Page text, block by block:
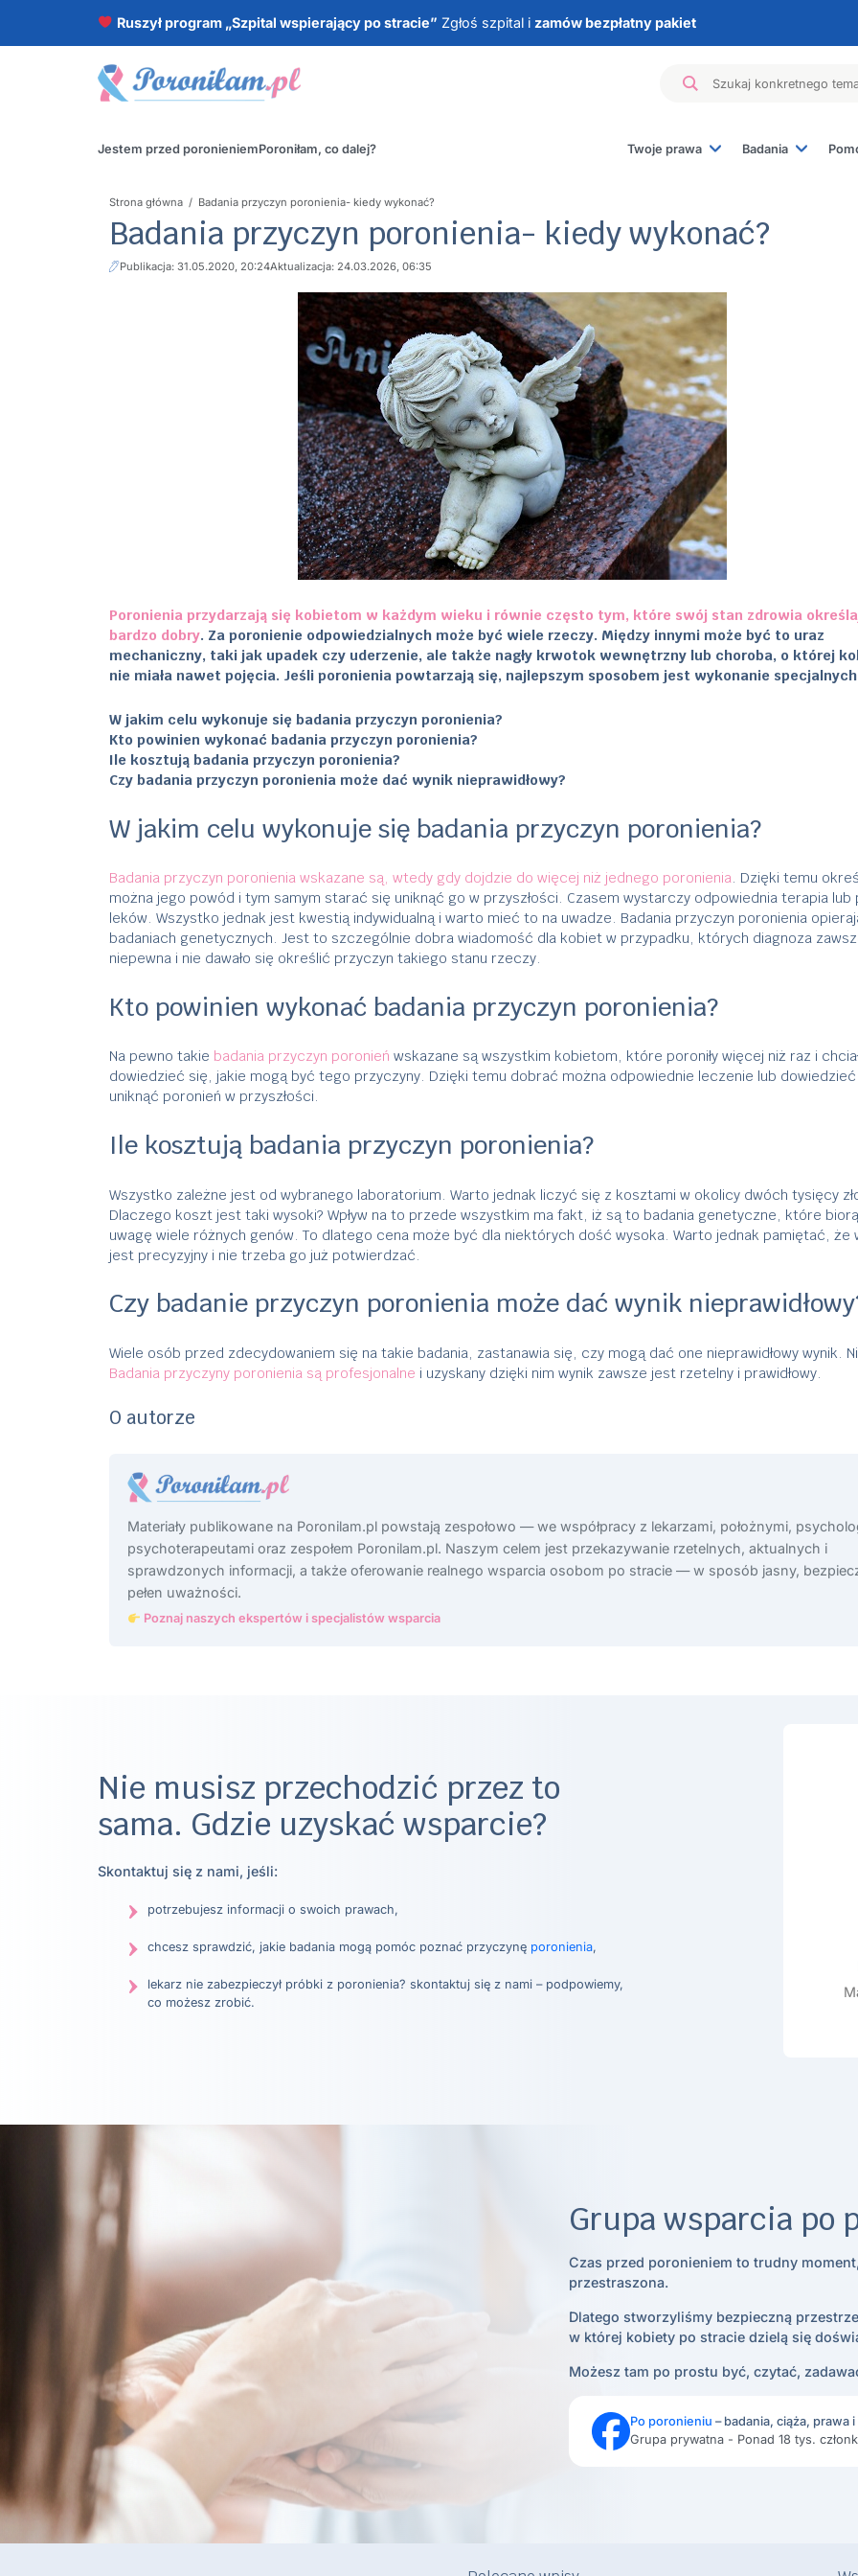
Ruszył program „Szpital wspierający po stracie” Zgłoś szpital i zamów bezpłatny pakiet
Jestem przed poronieniemPoroniłam, co dalej? Twoje prawa
Badania
Badania hormonalne
Strona główna / Badania przyczyn poronienia- kiedy wykonać?
Badania przyczyn poronienia- kiedy wykonać?
Publikacja: 31.05.2020, 20:24Aktualizacja: 24.03.2026, 06:35
Poronienia przydarzają się kobietom w każdym wieku i równie często tym, które swój stan zdrowia
bardzo dobry. Za poronienie odpowiedzialnych może być wiele rzeczy. Między innymi może być to uraz
mechaniczny, taki jak upadek czy uderzenie, ale także nagły krwotok wewnętrzny lub choroba, o której
nie miała nawet pojęcia. Jeśli poronienia powtarzają się, najlepszym sposobem jest wykonanie
W jakim celu wykonuje się badania przyczyn poronienia?
Kto powinien wykonać badania przyczyn poronienia?
Ile kosztują badania przyczyn poronienia?
Czy badania przyczyn poronienia może dać wynik nieprawidłowy?
W jakim celu wykonuje się badania przyczyn poronienia?
Badania przyczyn poronienia wskazane są, wtedy gdy dojdzie do więcej niż jednego poronienia. Dzięki temu
można jego powód i tym samym starać się uniknąć go w przyszłości. Czasem wystarczy odpowiednia terapia lub
leków. Wszystko jednak jest kwestią indywidualną i warto mieć to na uwadze. Badania przyczyn poronienia
badaniach genetycznych. Jest to szczególnie dobra wiadomość dla kobiet w przypadku, których diagnoza
niepewna i nie dawało się określić przyczyn takiego stanu rzeczy.
Kto powinien wykonać badania przyczyn poronienia?
Na pewno takie badania przyczyn poronień wskazane są wszystkim kobietom, które poroniły więcej niż raz i
dowiedzieć się, jakie mogą być tego przyczyny. Dzięki temu dobrać można odpowiednie leczenie lub
uniknąć poronień w przyszłości.
Ile kosztują badania przyczyn poronienia?
Wszystko zależne jest od wybranego laboratorium. Warto jednak liczyć się z kosztami w okolicy dwóch tysięcy
Dlaczego koszt jest taki wysoki? Wpływ na to przede wszystkim ma fakt, iż są to badania genetyczne, które
uwagę wiele różnych genów. To dlatego cena może być dla niektórych dość wysoka. Warto jednak pamiętać, że
jest precyzyjny i nie trzeba go już potwierdzać.
Czy badanie przyczyn poronienia może dać wynik
Wiele osób przed zdecydowaniem się na takie badania, zastanawia się, czy mogą dać one nieprawidłowy wynik.
Badania przyczyny poronienia są profesjonalne i uzyskany dzięki nim wynik zawsze jest rzetelny i prawidłowy.
O autorze
Materiały publikowane na Poronilam.pl powstają zespołowo — we współpracy z lekarzami, położnymi,
psychoterapeutami oraz zespołem Poronilam.pl. Naszym celem jest przekazywanie rzetelnych, aktualnych i
sprawdzonych informacji, a także oferowanie realnego wsparcia osobom po stracie — w sposób jasny,
pełen uważności.
Poznaj naszych ekspertów i specjalistów wsparcia
Nie musisz przechodzić przez to
sama. Gdzie uzyskać wsparcie?
Skontaktuj się z nami, jeśli:
potrzebujesz informacji o swoich prawach,
chcesz sprawdzić, jakie badania mogą pomóc poznać przyczynę poronienia,
lekarz nie zabezpieczył próbki z poronienia? skontaktuj się z nami – podpowiemy,
co możesz zrobić.
Grupa wsparcia po
Czas przed poronieniem to trudny
przestraszona.
Dlatego stworzyliśmy bezpieczną
w której kobiety po stracie dzielą się
Możesz tam po prostu być, czytać,
Po poronieniu – badania, ciąża, prawa
Grupa prywatna - Ponad 18 tys.